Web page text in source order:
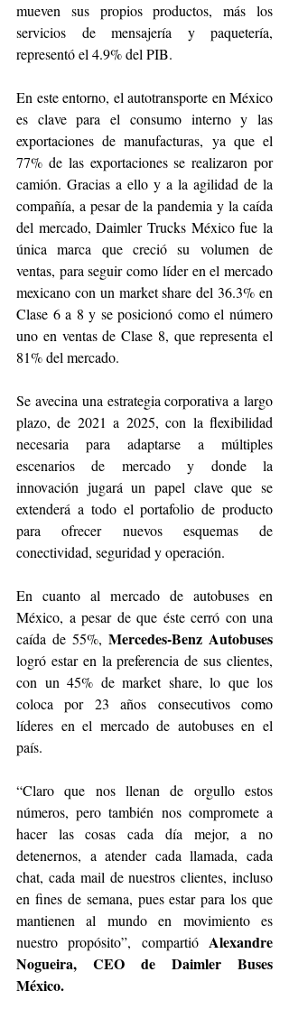
mueven sus propios productos, más los
servicios de mensajería y paquetería,
representó el 4.9% del PIB.
En este entorno, el autotransporte en México
es clave para el consumo interno y las
exportaciones de manufacturas, ya que el
77% de las exportaciones se realizaron por
camión. Gracias a ello y a la agilidad de la
compañía, a pesar de la pandemia y la caída
del mercado, Daimler Trucks México fue la
única marca que creció su volumen de
ventas, para seguir como líder en el mercado
mexicano con un market share del 36.3% en
Clase 6 a 8 y se posicionó como el número
uno en ventas de Clase 8, que representa el
81% del mercado.
Se avecina una estrategia corporativa a largo
plazo, de 2021 a 2025, con la flexibilidad
necesaria para adaptarse a múltiples
escenarios de mercado y donde la
innovación jugará un papel clave que se
extenderá a todo el portafolio de producto
para ofrecer nuevos esquemas de
conectividad, seguridad y operación.
En cuanto al mercado de autobuses en
México, a pesar de que éste cerró con una
caída de 55%, Mercedes-Benz Autobuses
logró estar en la preferencia de sus clientes,
con un 45% de market share, lo que los
coloca por 23 años consecutivos como
líderes en el mercado de autobuses en el
país.
“Claro que nos llenan de orgullo estos
números, pero también nos compromete a
hacer las cosas cada día mejor, a no
detenernos, a atender cada llamada, cada
chat, cada mail de nuestros clientes, incluso
en fines de semana, pues estar para los que
mantienen al mundo en movimiento es
nuestro propósito”, compartió Alexandre
Nogueira, CEO de Daimler Buses
México.